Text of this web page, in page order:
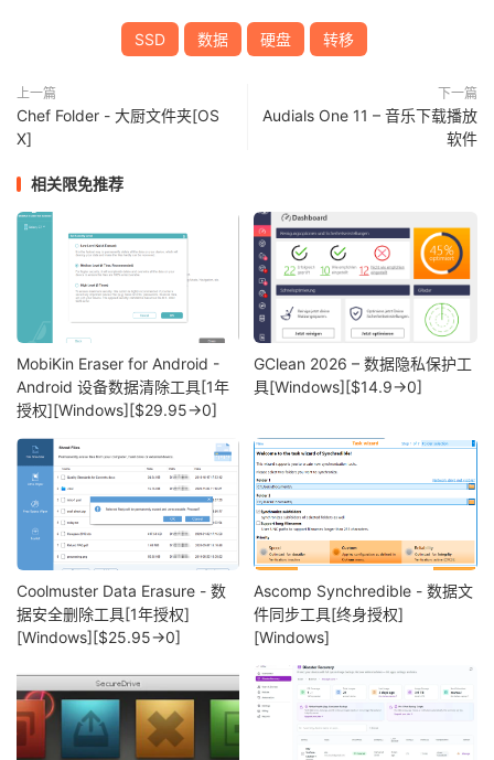
SSD 数据 硬盘 转移
上一篇
Chef Folder - 大厨文件夹[OS
X]
下一篇
Audials One 11 – 音乐下载播放
软件
相关限免推荐
MobiKin Eraser for Android -
Android 设备数据清除工具[1年
授权][Windows][$29.95→0]
GClean 2026 – 数据隐私保护工
具[Windows][$14.9→0]
Coolmuster Data Erasure - 数
据安全删除工具[1年授权]
[Windows][$25.95→0]
Ascomp Synchredible - 数据文
件同步工具[终身授权]
[Windows]